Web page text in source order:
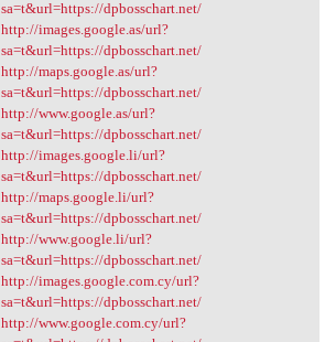
sa=t&url=https://dpbosschart.net/
http://images.google.as/url?
sa=t&url=https://dpbosschart.net/
http://maps.google.as/url?
sa=t&url=https://dpbosschart.net/
http://www.google.as/url?
sa=t&url=https://dpbosschart.net/
http://images.google.li/url?
sa=t&url=https://dpbosschart.net/
http://maps.google.li/url?
sa=t&url=https://dpbosschart.net/
http://www.google.li/url?
sa=t&url=https://dpbosschart.net/
http://images.google.com.cy/url?
sa=t&url=https://dpbosschart.net/
http://www.google.com.cy/url?